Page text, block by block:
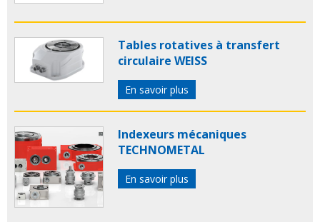
Tables rotatives à transfert
circulaire WEISS
En savoir plus
Indexeurs mécaniques
TECHNOMETAL
En savoir plus